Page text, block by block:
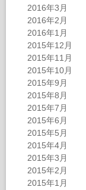
2016年3月
2016年2月
2016年1月
2015年12月
2015年11月
2015年10月
2015年9月
2015年8月
2015年7月
2015年6月
2015年5月
2015年4月
2015年3月
2015年2月
2015年1月